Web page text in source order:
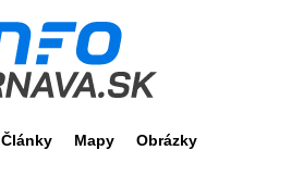
Články Mapy Obrázky